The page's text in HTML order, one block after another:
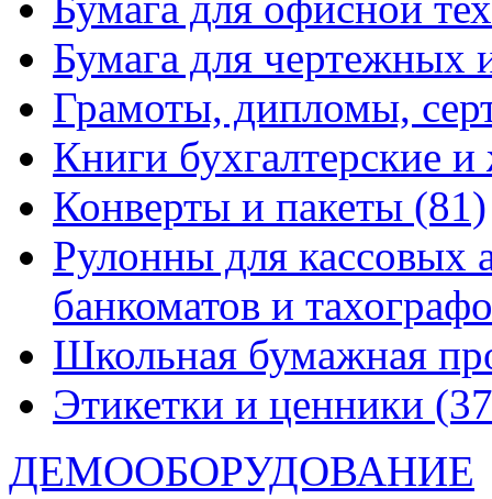
Бумага для чертежных
Грамоты, дипломы,
Книги бухгалтерские
Конверты и пакеты (81)
Рулонны для кассовых
банкоматов и
Школьная бумажная
Этикетки и ценники
ДЕМООБОРУДОВАНИЕ